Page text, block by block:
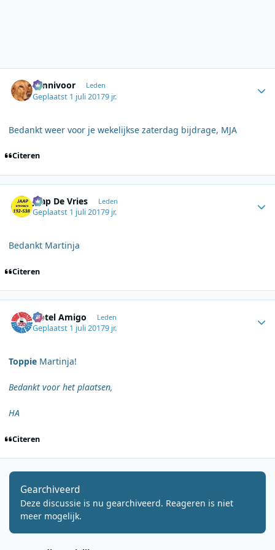
Omnivoor Leden
Geplaatst 1 juli 20179 jr.
Bedankt weer voor je wekelijkse zaterdag bijdrage, MJA
Citeren
Jaap De Vries Leden
Geplaatst 1 juli 20179 jr.
Bedankt Martinja
Citeren
Hotel Amigo Leden
Geplaatst 1 juli 20179 jr.
Toppie Martinja!
Bedankt voor het plaatsen,
HA
Citeren
Gearchiveerd
Deze discussie is nu gearchiveerd. Reageren is niet
meer mogelijk.